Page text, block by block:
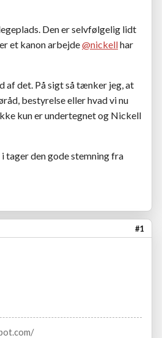
Den er selvfølgelig lidt
et kanon arbejde@nickellhar
af det. På sigt så tænker jeg, at
bestyrelse eller hvad vi nu
kun er undertegnet og Nickell
tager den gode stemning fra
#1